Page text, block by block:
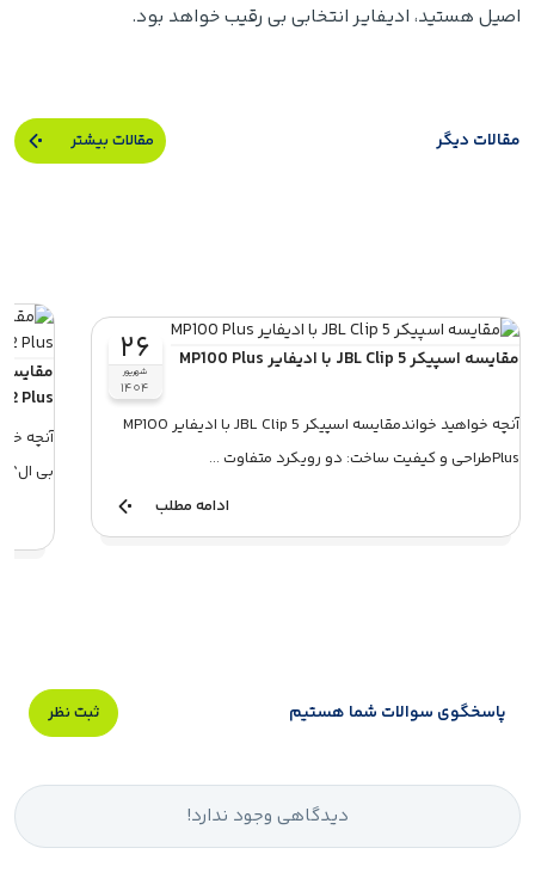
اصیل هستید، ادیفایر انتخابی بی رقیب خواهد بود.
مقالات دیگر مقالات بیشتر
۲۶
شهریور
۱۴۰۴
مقایسه اسپیکر JBL Clip 5 با ادیفایر MP100 Plus
آنچه خواهید خواندمقایسه اسپیکر JBL Clip 5 با ادیفایر MP100
Plusطراحی و کیفیت ساخت: دو رویکرد متفاوت ...
ادامه مطلب
2 Plus
آنچه
بی
پاسخگوی سوالات شما هستیم ثبت نظر
دیدگاهی وجود ندارد!